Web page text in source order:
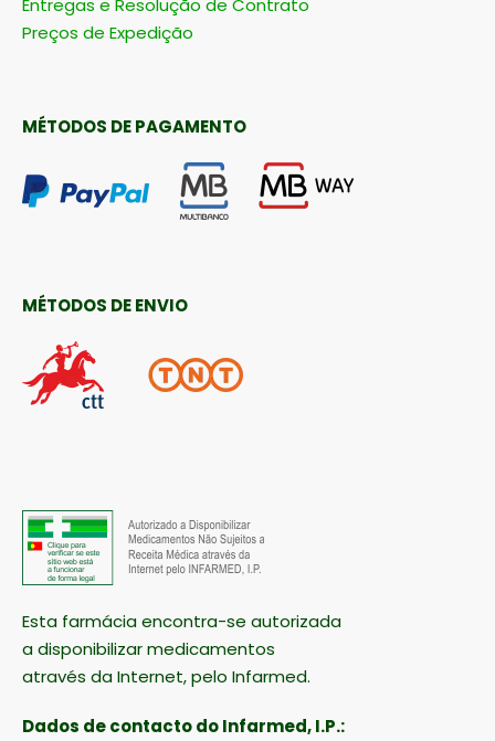
Entregas e Resolução de Contrato
Preços de Expedição
MÉTODOS DE PAGAMENTO
MÉTODOS DE ENVIO
Esta farmácia encontra-se autorizada
a disponibilizar medicamentos
através da Internet, pelo Infarmed.
Dados de contacto do Infarmed, I.P.: